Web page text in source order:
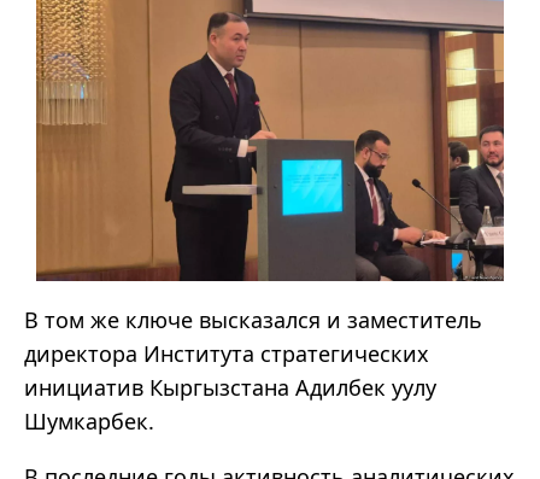
В том же ключе высказался и заместитель
директора Института стратегических
инициатив Кыргызстана Адилбек уулу
Шумкарбек.